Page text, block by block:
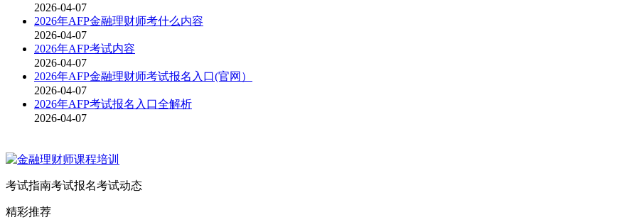
2026-04-07
2026年AFP金融理财师考什么内容
2026-04-07
2026年AFP考试内容
2026-04-07
2026年AFP金融理财师考试报名入口(官网）
2026-04-07
2026年AFP考试报名入口全解析
2026-04-07
考试指南考试报名考试动态
精彩推荐